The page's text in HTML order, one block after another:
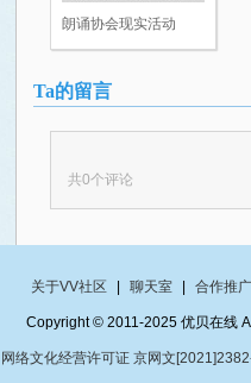
朗诵协会现实活动
Ta的留言
共0个评论
关于VV社区 聊天室 合作推广
Copyright © 2011-2025 优贝在线
网络文化经营许可证 京网文